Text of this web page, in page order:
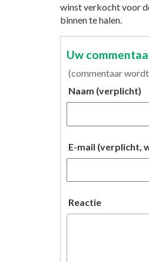
winst verkocht voor
binnen te halen.
Uw
(commentaar
Naam (verplicht)
E-mail (verplicht,
Reactie